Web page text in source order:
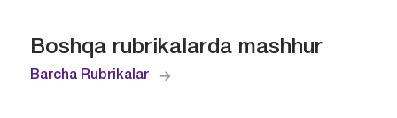
Boshqa rubrikalarda mashhur
Barcha Rubrikalar